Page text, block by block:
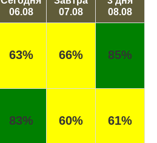
06.08
07.08
08.08
63% 66% 85%
83% 60% 61%